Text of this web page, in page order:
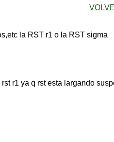
la RST r1 o la RST sigma
r1 ya q rst esta largando